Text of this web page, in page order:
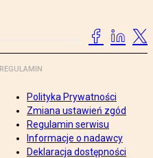
REGULAMIN
Polityka Prywatności
Zmiana ustawień zgód
Regulamin serwisu
Informacje o nadawcy
Deklaracja dostępności